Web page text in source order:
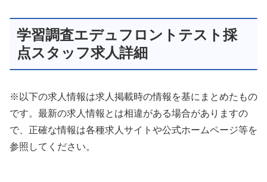
学習調査エデュフロントテスト採
点スタッフ求人詳細
※以下の求人情報は求人掲載時の情報を基にまとめたもの
です。最新の求人情報とは相違がある場合がありますの
で、正確な情報は各種求人サイトや公式ホームページ等を
参照してください。